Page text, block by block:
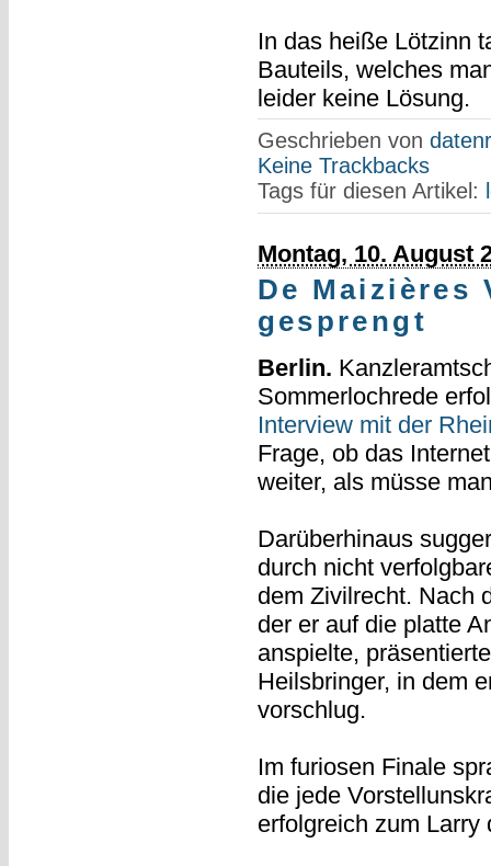
In das heiße Lötzinn
Bauteils, welches
leider keine Lösung.
Geschrieben von
Keine Trackbacks
Tags für diesen Artikel:
Montag, 10. August
De
gesprengt
Berlin.
Sommerlochrede
Interview mit der
Frage, ob das
weiter, als müsse
Darüberhinaus
durch nicht
dem Zivilrecht. Nach
der er auf die platte
anspielte,
Heilsbringer, in dem
vorschlug.
Im furiosen Finale
die jede
erfolgreich zum Larry